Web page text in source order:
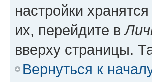
настройки
их, перейдите в
вверху страницы.
Вернуться к